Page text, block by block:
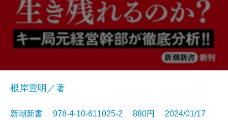
根岸豊明／著
新潮新書 978-4-10-611025-2 880円 2024/01/17